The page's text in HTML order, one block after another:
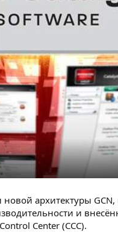
архитектуры
и
Center (CCC).